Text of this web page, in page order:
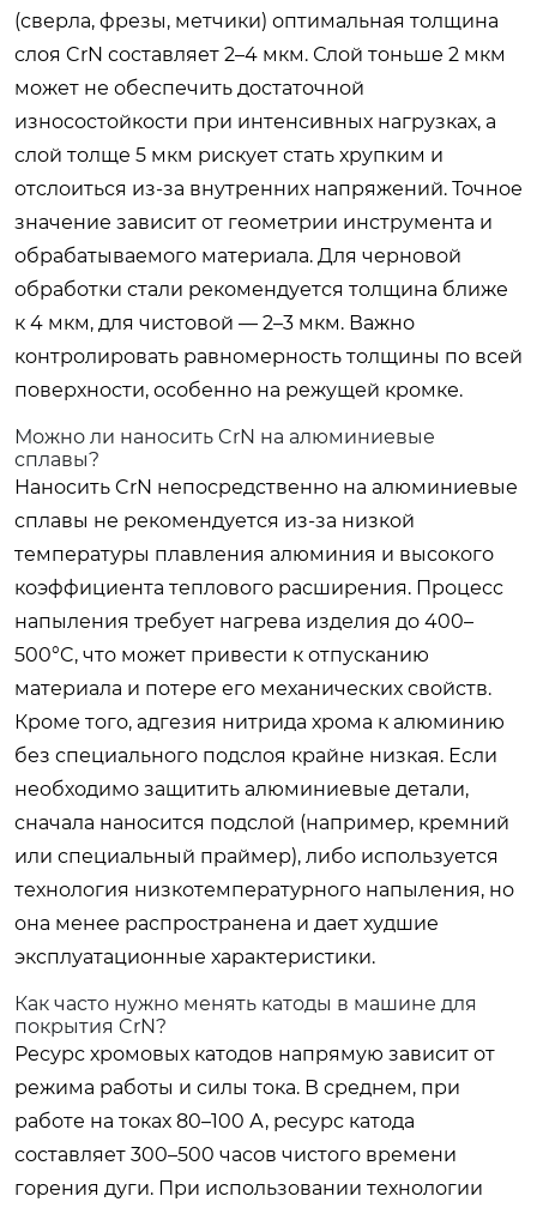
(сверла, фрезы, метчики) оптимальная толщина
слоя CrN составляет 2–4 мкм. Слой тоньше 2 мкм
может не обеспечить достаточной
износостойкости при интенсивных нагрузках, а
слой толще 5 мкм рискует стать хрупким и
отслоиться из-за внутренних напряжений. Точное
значение зависит от геометрии инструмента и
обрабатываемого материала. Для черновой
обработки стали рекомендуется толщина ближе
к 4 мкм, для чистовой — 2–3 мкм. Важно
контролировать равномерность толщины по всей
поверхности, особенно на режущей кромке.
Можно ли наносить CrN на алюминиевые
сплавы?
Наносить CrN непосредственно на алюминиевые
сплавы не рекомендуется из-за низкой
температуры плавления алюминия и высокого
коэффициента теплового расширения. Процесс
напыления требует нагрева изделия до 400–
500°C, что может привести к отпусканию
материала и потере его механических свойств.
Кроме того, адгезия нитрида хрома к алюминию
без специального подслоя крайне низкая. Если
необходимо защитить алюминиевые детали,
сначала наносится подслой (например, кремний
или специальный праймер), либо используется
технология низкотемпературного напыления, но
она менее распространена и дает худшие
эксплуатационные характеристики.
Как часто нужно менять катоды в машине для
покрытия CrN?
Ресурс хромовых катодов напрямую зависит от
режима работы и силы тока. В среднем, при
работе на токах 80–100 А, ресурс катода
составляет 300–500 часов чистого времени
горения дуги. При использовании технологии